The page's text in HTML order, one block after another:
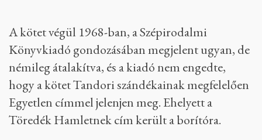
A kötet végül 1968-ban, a Szépirodalmi
Könyvkiadó gondozásában megjelent ugyan, de
némileg átalakítva, és a kiadó nem engedte,
hogy a kötet Tandori szándékainak megfelelően
Egyetlen címmel jelenjen meg. Ehelyett a
Töredék Hamletnek cím került a borítóra.